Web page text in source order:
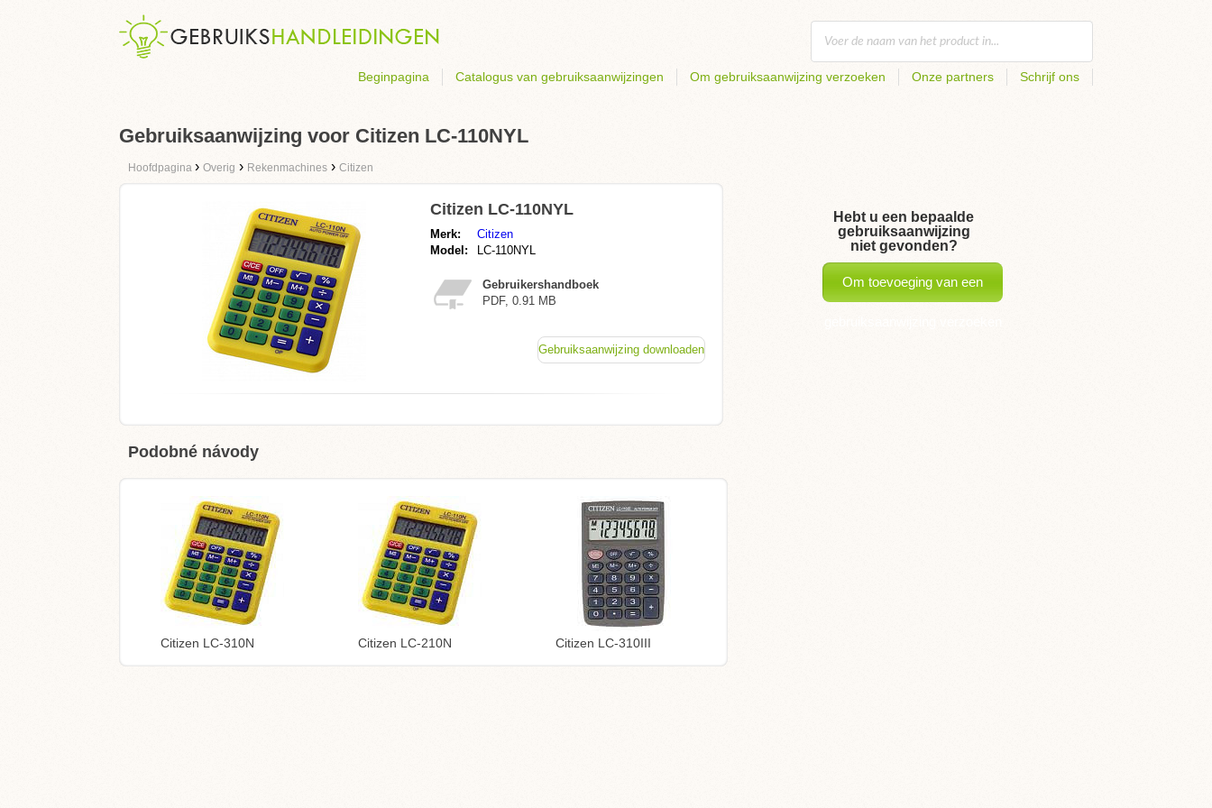
Beginpagina Catalogus van gebruiksaanwijzingen Om gebruiksaanwijzing verzoeken Onze partners Schrijf ons
Gebruiksaanwijzing voor Citizen LC-110NYL
Hoofdpagina › Overig › Rekenmachines › Citizen
Citizen LC-110NYL
Merk:
Citizen
Model:
LC-110NYL
Gebruikershandboek
PDF, 0.91 MB
Gebruiksaanwijzing downloaden
Podobné návody
Citizen LC-310N Citizen LC-210N Citizen LC-310III
Hebt u een bepaalde
gebruiksaanwijzing
niet gevonden?
Om toevoeging van een